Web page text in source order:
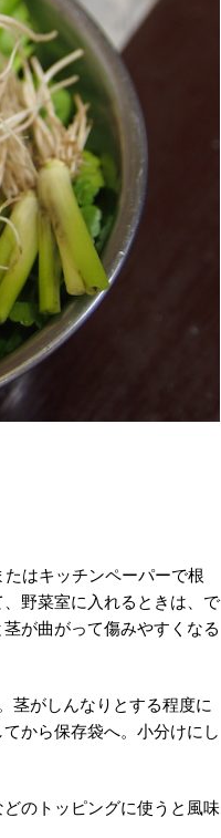
はキッチンペーパーで根
野菜室に入れるときは、で
が曲がって傷みやすくなる
茎がしんなりとする程度に
から保存袋へ。小分けにし
のトッピングに使うと風味